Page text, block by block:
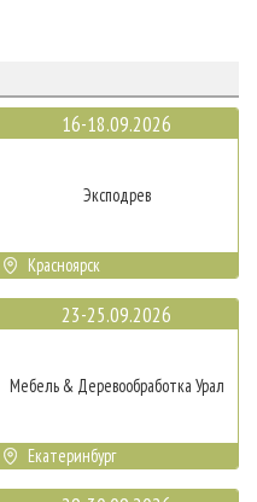
16-18.09.2026
Эксподрев
Красноярск
23-25.09.2026
Мебель & Деревообработка Урал
Екатеринбург